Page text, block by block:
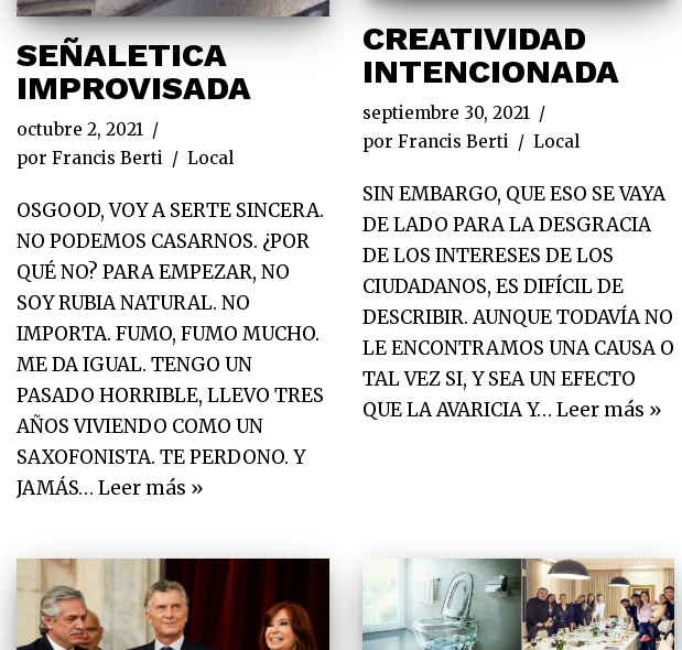
SEÑALETICA
IMPROVISADA
octubre 2, 2021
por Francis Berti Local
OSGOOD, VOY A SERTE SINCERA.
NO PODEMOS CASARNOS. ¿POR
QUÉ NO? PARA EMPEZAR, NO
SOY RUBIA NATURAL. NO
IMPORTA. FUMO, FUMO MUCHO.
ME DA IGUAL. TENGO UN
PASADO HORRIBLE, LLEVO TRES
AÑOS VIVIENDO COMO UN
SAXOFONISTA. TE PERDONO. Y
JAMÁS… Leer más »
CREATIVIDAD
INTENCIONADA
septiembre 30, 2021
por Francis Berti Local
SIN EMBARGO, QUE ESO SE VAYA
DE LADO PARA LA DESGRACIA
DE LOS INTERESES DE LOS
CIUDADANOS, ES DIFÍCIL DE
DESCRIBIR. AUNQUE TODAVÍA NO
LE ENCONTRAMOS UNA CAUSA O
TAL VEZ SI, Y SEA UN EFECTO
QUE LA AVARICIA Y… Leer más »